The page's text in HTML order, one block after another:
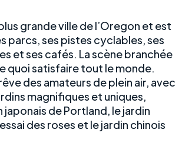
grande ville de l’Oregon et est
parcs, ses pistes cyclables, ses
et ses cafés. La scène branchée
quoi satisfaire tout le monde.
des amateurs de plein air, avec
magnifiques et uniques,
japonais de Portland, le jardin
des roses et le jardin chinois